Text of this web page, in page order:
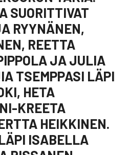
SUORITTIVAT
RYYNÄNEN,
REETTA
JA JULIA
TSEMPPASI LÄPI
HETA
KREETA
HEIKKINEN.
ISABELLA